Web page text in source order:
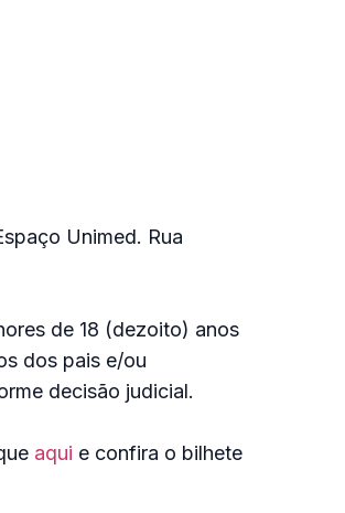
Unimed. Rua
de 18 (dezoito) anos
dos pais e/ou
decisão judicial.
aqui e confira o bilhete